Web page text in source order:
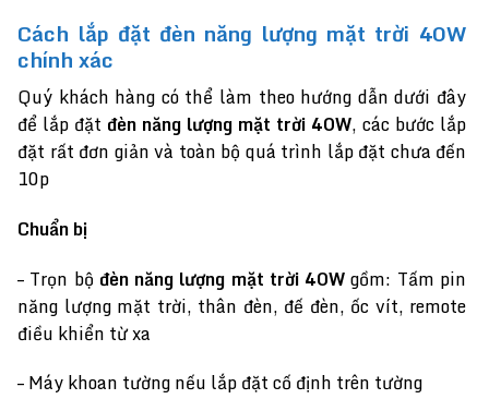
Cách lắp đặt đèn năng lượng mặt trời 40W
chính xác
Quý khách hàng có thể làm theo hướng dẫn dưới đây
để lắp đặt đèn năng lượng mặt trời 40W, các bước lắp
đặt rất đơn giản và toàn bộ quá trình lắp đặt chưa đến
10p
Chuẩn bị
– Trọn bộ đèn năng lượng mặt trời 40Wgồm: Tấm pin
năng lượng mặt trời, thân đèn, đế đèn, ốc vít, remote
điều khiển từ xa
– Máy khoan tường nếu lắp đặt cố định trên tường